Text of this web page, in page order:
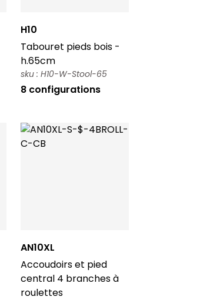
H10
Tabouret pieds bois -
h.65cm
sku : H10-W-Stool-65
8 configurations
AN10XL
Accoudoirs et pied
central 4 branches à
roulettes